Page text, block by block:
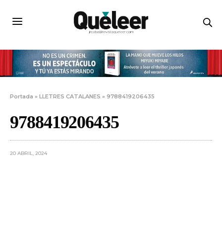
Portada »LLETRES CATALANES »9788419206435
9788419206435
20 ABRIL, 2024